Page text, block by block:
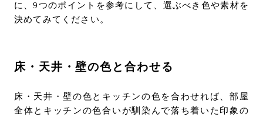
に、9つのポイントを参考にして、選ぶべき色や素材を
決めてみてください。
床・天井・壁の色と合わせる
床・天井・壁の色とキッチンの色を合わせれば、部屋
全体とキッチンの色合いが馴染んで落ち着いた印象の